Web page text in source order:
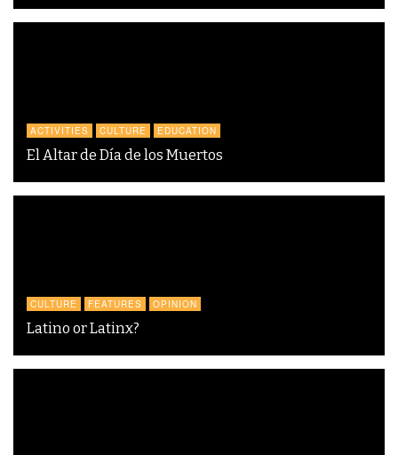
ACTIVITIES CULTURE EDUCATION
El Altar de Día de los Muertos
CULTURE FEATURES OPINION
Latino or Latinx?